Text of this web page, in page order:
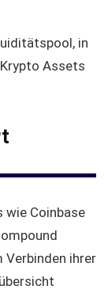
in
Assets
wie Coinbase
Verbinden ihrer